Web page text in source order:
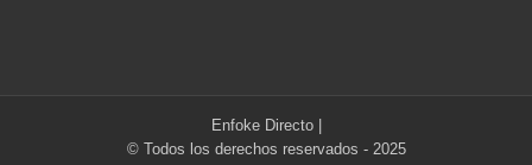
Enfoke Directo|
© Todos los derechos reservados - 2025